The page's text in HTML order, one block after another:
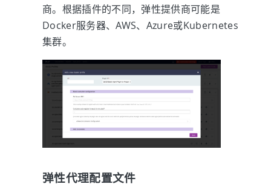
商。根据插件的不同，弹性提供商可能是
Docker服务器、AWS、Azure或Kubernetes
集群。
弹性代理配置文件